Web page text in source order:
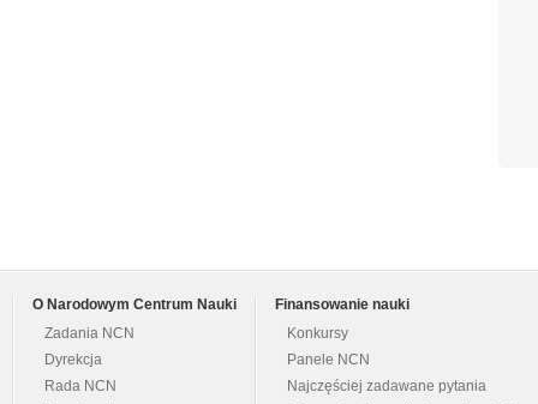
O Narodowym Centrum Nauki
Zadania NCN
Dyrekcja
Rada NCN
Finansowanie nauki
Konkursy
Panele NCN
Najczęściej zadawane pytania